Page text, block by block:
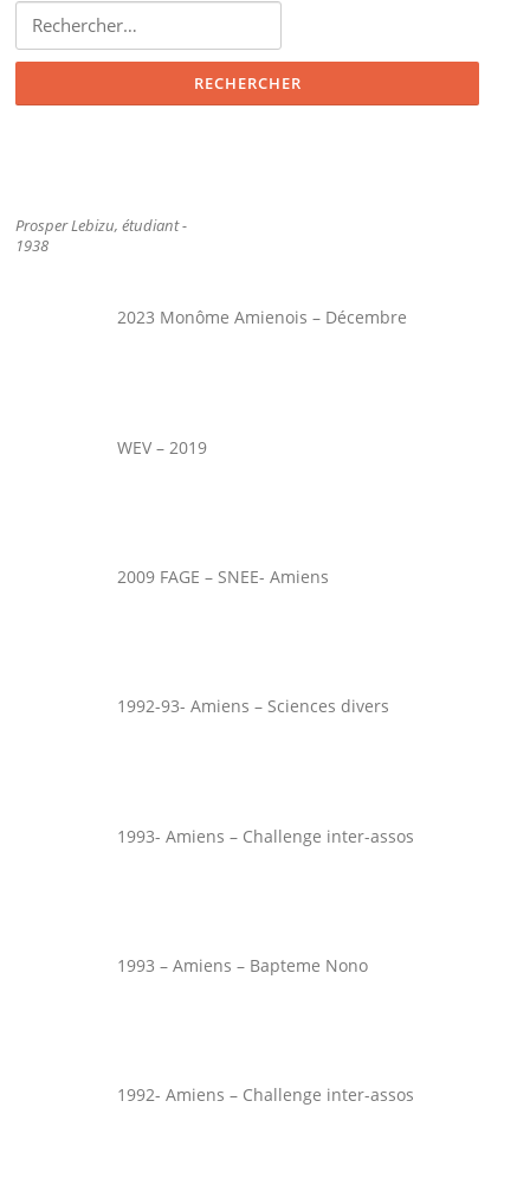
Rechercher :
Prosper Lebizu, étudiant -
1938
2023 Monôme Amienois – Décembre
WEV – 2019
2009 FAGE – SNEE- Amiens
1992-93- Amiens – Sciences divers
1993- Amiens – Challenge inter-assos
1993 – Amiens – Bapteme Nono
1992- Amiens – Challenge inter-assos